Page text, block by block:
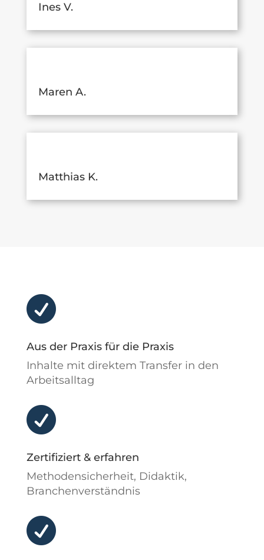
Ines V.
Maren A.
Matthias K.

Aus der Praxis für die Praxis
Inhalte mit direktem Transfer in den
Arbeitsalltag

Zertifiziert & erfahren
Methodensicherheit, Didaktik,
Branchenverständnis
